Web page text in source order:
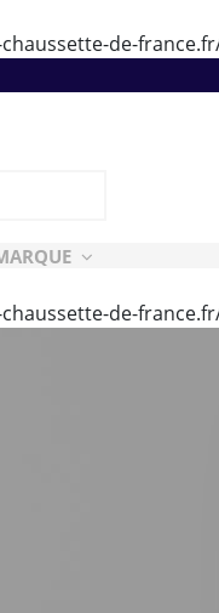
de-
de-